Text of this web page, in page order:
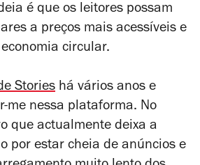
é que os leitores possam
a preços mais acessíveis e
circular.
Stories há vários anos e
me nessa plataforma. No
que actualmente deixa a
por estar cheia de anúncios e